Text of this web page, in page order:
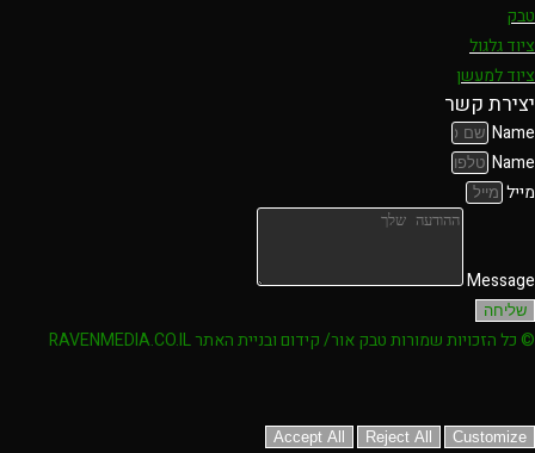
טבק
ציוד גלגול
ציוד למעשן
יצירת קשר
Name
Name
מייל
Message
שליחה
© כל הזכויות שמורות טבק אור/ קידום ובניית האתר RAVENMEDIA.CO.IL
Customize
Reject All
Accept All